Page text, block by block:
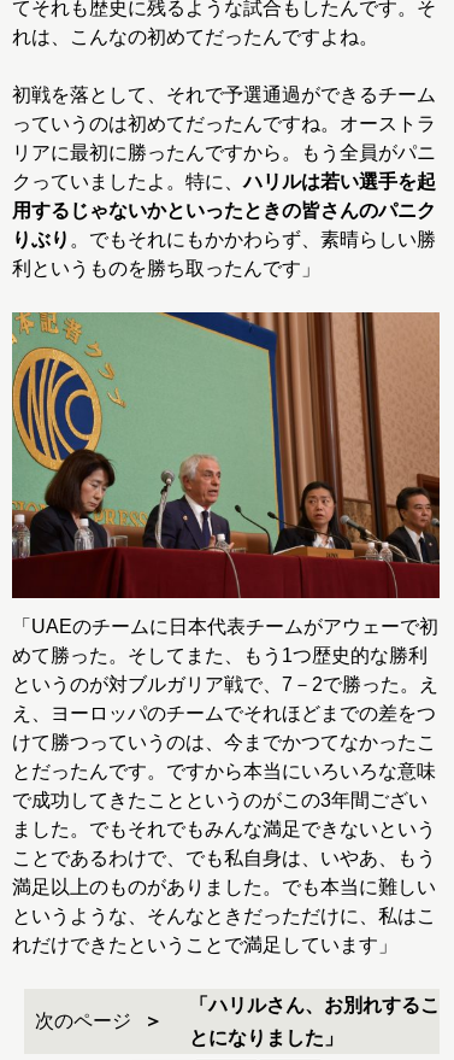
てそれも歴史に残るような試合もしたんです。そ
れは、こんなの初めてだったんですよね。
初戦を落として、それで予選通過ができるチーム
っていうのは初めてだったんですね。オーストラ
リアに最初に勝ったんですから。もう全員がパニ
クっていましたよ。特に、ハリルは若い選手を起
用するじゃないかといったときの皆さんのパニク
りぶり 。でもそれにもかかわらず、素晴らしい勝
利というものを勝ち取ったんです」
「UAEのチームに日本代表チームがアウェーで初
めて勝った。そしてまた、もう1つ歴史的な勝利
というのが対ブルガリア戦で、7－2で勝った。え
え、ヨーロッパのチームでそれほどまでの差をつ
けて勝つっていうのは、今までかつてなかったこ
とだったんです。ですから本当にいろいろな意味
で成功してきたことというのがこの3年間ござい
ました。でもそれでもみんな満足できないという
ことであるわけで、でも私自身は、いやあ、もう
満足以上のものがありました。でも本当に難しい
というような、そんなときだっただけに、私はこ
れだけできたということで満足しています」
次のページ
「ハリルさん、お別れするこ
とになりました」